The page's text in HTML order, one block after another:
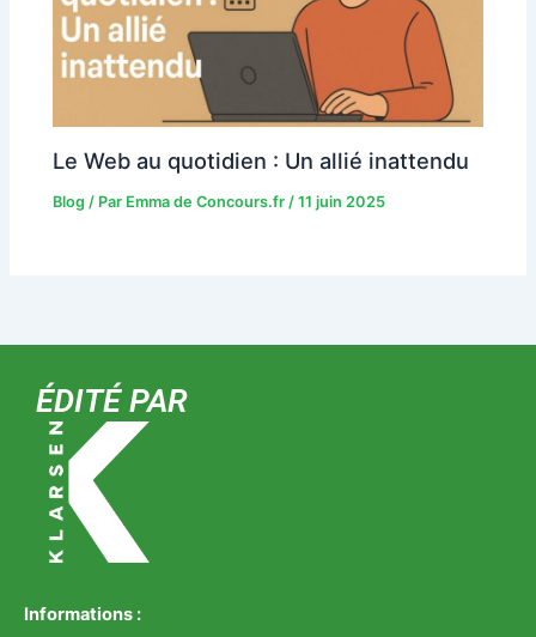
Le Web au quotidien : Un allié inattendu
Blog / Par Emma de Concours.fr /11 juin 2025
ÉDITÉ PAR
Informations :